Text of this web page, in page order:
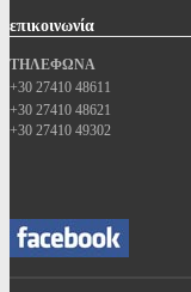
επικοινωνία
ΤΗΛΕΦΩΝΑ
+30 27410 48611
+30 27410 48621
+30 27410 49302